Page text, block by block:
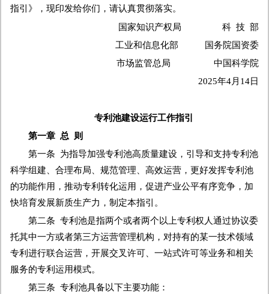
指引》，现印发给你们，请认真贯彻落实。
国家知识产权局 科 技 部
工业和信息化部 国务院国资委
市场监管总局 中国科学院
2025年4月14日
专利池建设运行工作指引
第一章 总 则
第一条 为指导加强专利池高质量建设，引导和支持专利池
科学组建、合理布局、规范管理、高效运营，更好发挥专利池
的功能作用，推动专利转化运用，促进产业公平有序竞争，加
快培育发展新质生产力，制定本指引。
第二条 专利池是指两个或者两个以上专利权人通过协议委
托其中一方或者第三方运营管理机构，对持有的某一技术领域
专利进行联合运营，开展交叉许可、一站式许可等业务和相关
服务的专利运用模式。
第三条 专利池具备以下主要功能：